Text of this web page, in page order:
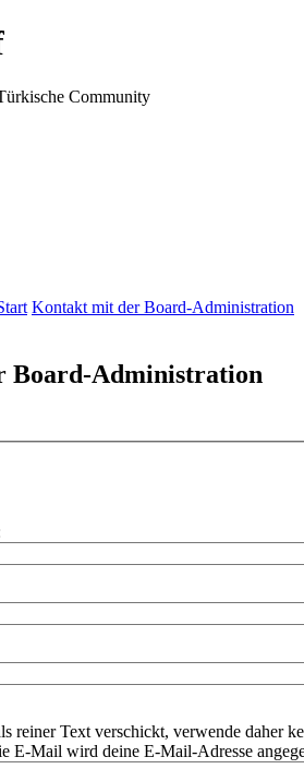
Community
Kontakt mit der Board-Administration
Board-Administration
reiner Text verschickt, verwende daher
E-Mail wird deine E-Mail-Adresse